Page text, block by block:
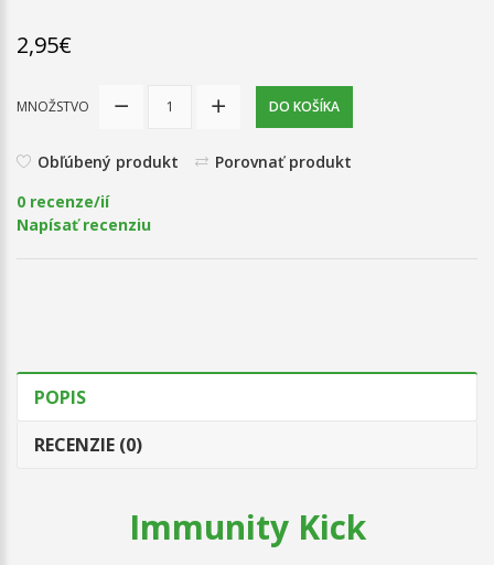
2,95€
MNOŽSTVO DO KOŠÍKA
Obľúbený produkt
Porovnať produkt
0 recenze/ií
Napísať recenziu
POPIS
RECENZIE (0)
Immunity Kick